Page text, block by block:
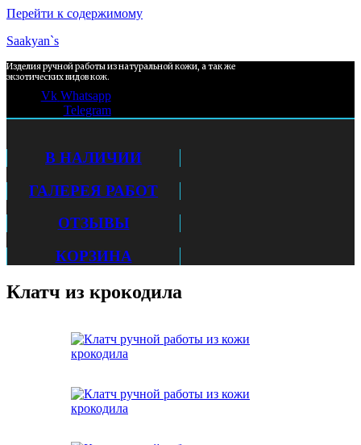
Перейти к содержимому
Saakyan`s
Изделия ручной работы из натуральной кожи, а так же
экзотических видов кож.
Vk Whatsapp
Telegram
В НАЛИЧИИ
ГАЛЕРЕЯ РАБОТ
ОТЗЫВЫ
КОРЗИНА
Клатч из крокодила